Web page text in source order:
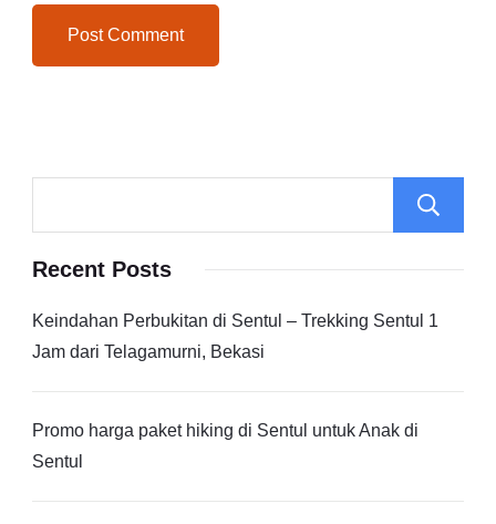
Recent Posts
Keindahan Perbukitan di Sentul – Trekking Sentul 1
Jam dari Telagamurni, Bekasi
Promo harga paket hiking di Sentul untuk Anak di
Sentul